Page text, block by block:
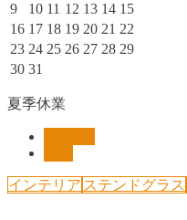
9
10 11 12 13 14 15
16 17 18 19 20 21 22
23 24 25 26 27 28 29
30 31
夏季休業
インテリア ステンドグラス